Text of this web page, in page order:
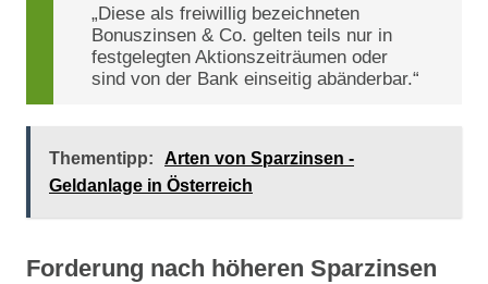
„Diese als freiwillig bezeichneten
Bonuszinsen & Co. gelten teils nur in
festgelegten Aktionszeiträumen oder
sind von der Bank einseitig abänderbar.“
Thementipp:
Arten von Sparzinsen -
Geldanlage in Österreich
Forderung nach höheren Sparzinsen